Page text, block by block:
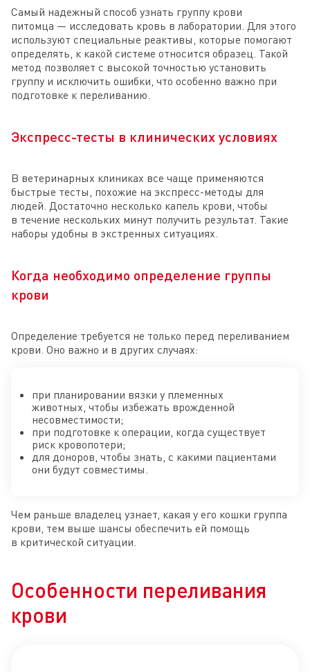
Самый надежный способ узнать группу крови
питомца — исследовать кровь в лаборатории. Для этого
используют специальные реактивы, которые помогают
определять, к какой системе относится образец. Такой
метод позволяет с высокой точностью установить
группу и исключить ошибки, что особенно важно при
подготовке к переливанию.
Экспресс-тесты в клинических условиях
В ветеринарных клиниках все чаще применяются
быстрые тесты, похожие на экспресс-методы для
людей. Достаточно несколько капель крови, чтобы
в течение нескольких минут получить результат. Такие
наборы удобны в экстренных ситуациях.
Когда необходимо определение группы
крови
Определение требуется не только перед переливанием
крови. Оно важно и в других случаях:
при планировании вязки у племенных
животных, чтобы избежать врожденной
несовместимости;
при подготовке к операции, когда существует
риск кровопотери;
для доноров, чтобы знать, с какими пациентами
они будут совместимы.
Чем раньше владелец узнает, какая у его кошки группа
крови, тем выше шансы обеспечить ей помощь
в критической ситуации.
Особенности переливания
крови